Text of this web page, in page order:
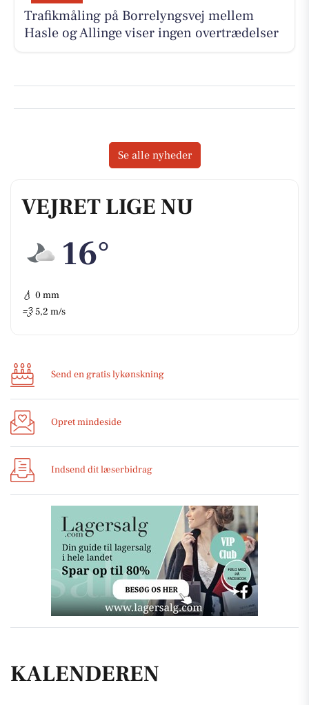
VEJRET LIGE NU
16°
💧 0 mm
💨 5,2 m/s
Send en gratis lykønskning
Opret mindeside
Indsend dit læserbidrag
KALENDEREN
Trafikmåling på Borrelyngsvej mellem
Hasle og Allinge viser ingen overtrædelser
Se alle nyheder